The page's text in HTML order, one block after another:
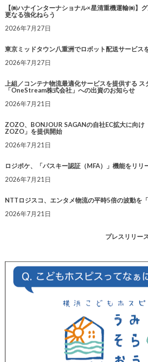
【㈱ハナインターナショナル×星清重機運輸㈱】
更なる強化ねらう
2026年7月27日
東京ミッドタウン八重洲でロボット配送サービス
2026年7月27日
上組／コンテナ物流最適化サービスを提供する ス
「OneStream株式会社」への出資のお知らせ
2026年7月21日
ZOZO、BONJOUR SAGANの自社EC拡大に向
ZOZO」を提供開始
2026年7月21日
ロジポケ、「パスキー認証（MFA）」機能をリリ
2026年7月21日
NTTロジスコ、エンタメ物流の平時5倍の波動を
2026年7月21日
プレスリリー